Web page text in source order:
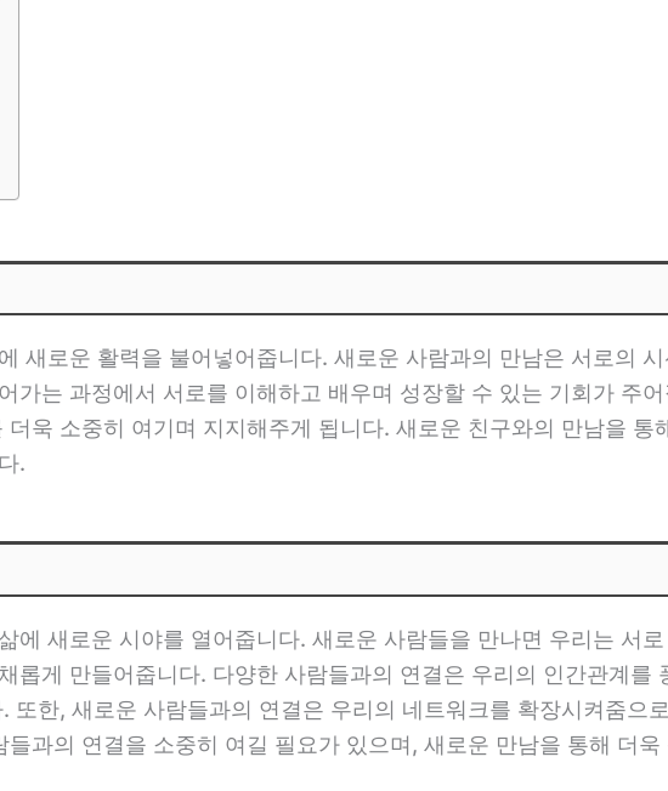
새로운 활력을 불어넣어줍니다. 새로운 사람과의 만남은 서로의
가는 과정에서 서로를 이해하고 배우며 성장할 수 있는 기회가 주
욱 소중히 여기며 지지해주게 됩니다. 새로운 친구와의 만남을 통
.
에 새로운 시야를 열어줍니다. 새로운 사람들을 만나면 우리는 서
롭게 만들어줍니다. 다양한 사람들과의 연결은 우리의 인간관계를
또한, 새로운 사람들과의 연결은 우리의 네트워크를 확장시켜줌으
과의 연결을 소중히 여길 필요가 있으며, 새로운 만남을 통해 더